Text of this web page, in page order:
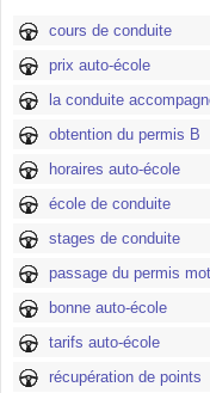
cours de conduite
prix auto-école
la conduite
obtention du permis B
horaires auto-école
école de conduite
stages de conduite
passage du permis
bonne auto-école
tarifs auto-école
récupération de points